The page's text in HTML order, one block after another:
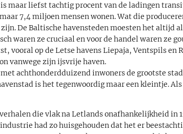
maar liefst tachtig procent van de ladingen
7,4 miljoen mensen wonen. Wat die
De Baltische havensteden moesten het altijd
waren ze cruciaal en voor de handel waren ze
vooral op de Letse havens Liepaja, Ventspils en
vanwege zijn ijsvrije haven.
achthonderdduizend inwoners de grootste
is het tegenwoordig maar een kleintje.
die vlak na Letlands onafhankelijkheid in
had zo huisgehouden dat het er